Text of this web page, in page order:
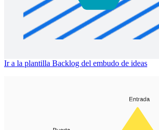
Ir a la plantilla Backlog del embudo de ideas